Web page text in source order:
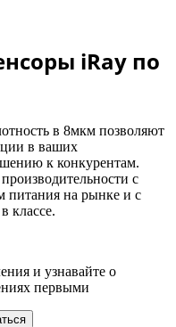
iRay по
в 8мкм позволяют
в ваших
к конкурентам.
с
на рынке и с
классе.
и узнавайте о
первыми